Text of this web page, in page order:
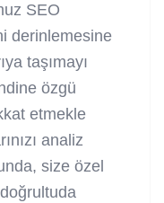
SEO
derinlemesine
taşımayı
özgü
etmekle
analiz
size özel